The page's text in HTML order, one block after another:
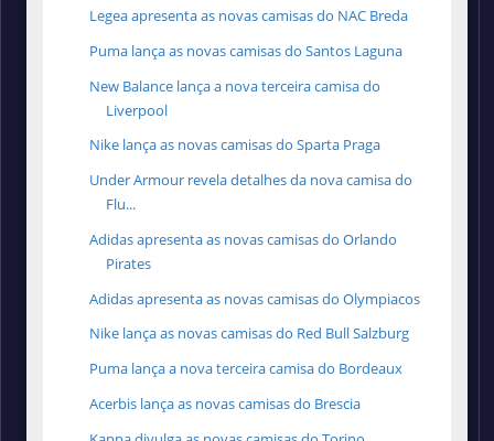
Legea apresenta as novas camisas do NAC Breda
Puma lança as novas camisas do Santos Laguna
New Balance lança a nova terceira camisa do
Liverpool
Nike lança as novas camisas do Sparta Praga
Under Armour revela detalhes da nova camisa do
Flu...
Adidas apresenta as novas camisas do Orlando
Pirates
Adidas apresenta as novas camisas do Olympiacos
Nike lança as novas camisas do Red Bull Salzburg
Puma lança a nova terceira camisa do Bordeaux
Acerbis lança as novas camisas do Brescia